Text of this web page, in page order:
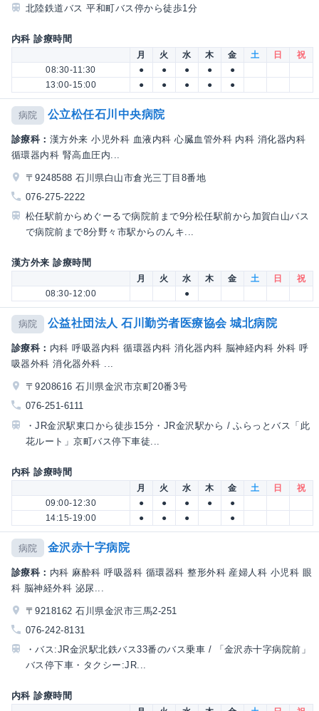
北陸鉄道バス 平和町バス停から徒歩1分
内科 診療時間
月 火 水 木 金 土 日
祝
08:30-11:30
● ● ● ●
●
13:00-15:00
● ● ● ● ●
病院 公立松任石川中央病院
診療科： 漢方外来 小児外科 血液内科 心臓血管外科 内科 消化器内科
循環器内科 腎高血圧内...
〒9248588 石川県白山市倉光三丁目8番地
076-275-2222
松任駅前からめぐーるで病院前まで9分松任駅前から加賀白山バス
で病院前まで8分野々市駅からのんキ...
漢方外来 診療時間
月 火 水 木 金 土 日
祝
08:30-12:00
●
病院 公益社団法人 石川勤労者医療協会 城北病院
診療科： 内科 呼吸器内科 循環器内科 消化器内科 脳神経内科 外科 呼
吸器外科 消化器外科 ...
〒9208616 石川県金沢市京町20番3号
076-251-6111
・JR金沢駅東口から徒歩15分・JR金沢駅から / ふらっとバス「此
花ルート」京町バス停下車徒...
内科 診療時間
月 火 水 木 金 土 日
祝
09:00-12:30
● ● ● ●
●
14:15-19:00
● ● ● ●
病院 金沢赤十字病院
診療科： 内科 麻酔科 呼吸器科 循環器科 整形外科 産婦人科 小児科 眼
科 脳神経外科 泌尿...
〒9218162 石川県金沢市三馬2-251
076-242-8131
・バス:JR金沢駅北鉄バス33番のバス乗車 / 「金沢赤十字病院前」
バス停下車・タクシー:JR...
内科 診療時間